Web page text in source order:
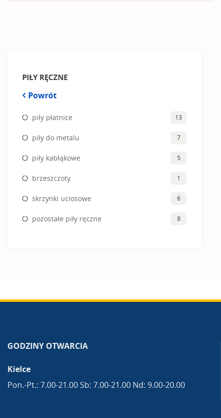
PIŁY RĘCZNE
Powrót
piły płatnice 13
piły do metalu 7
piły kabłąkowe 5
brzeszczoty 1
skrzynki uciosowe 6
pozostałe piły ręczne 8
GODZINY OTWARCIA
Kielce
Pon.-Pt.: 7.00-21.00 Sb: 7.00-21.00 Nd: 9.00-20.00